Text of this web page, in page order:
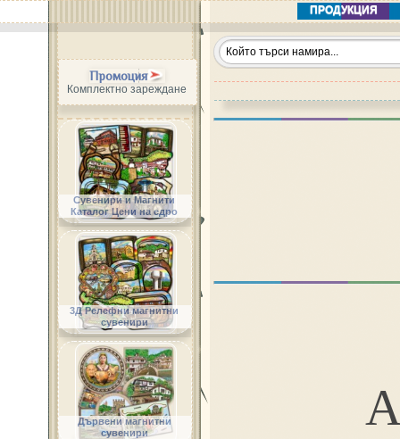
ПРОДУКЦИЯ
Промоция
Комплектно зареждане
Сувенири и Магнити
Каталог Цени на едро
3Д Релефни магнитни
сувенири
Дървени магнитни
сувенири